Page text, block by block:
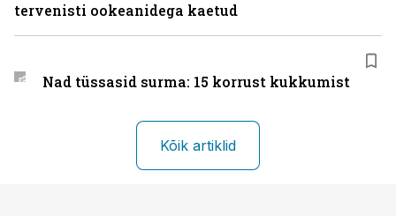
tervenisti ookeanidega kaetud
Nad tüssasid surma: 15 korrust kukkumist
Kõik artiklid